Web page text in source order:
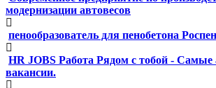
модернизации автовесов
пенообразователь для пенобетона
HR JOBS Работа Рядом с тобой - Самые
вакансии.